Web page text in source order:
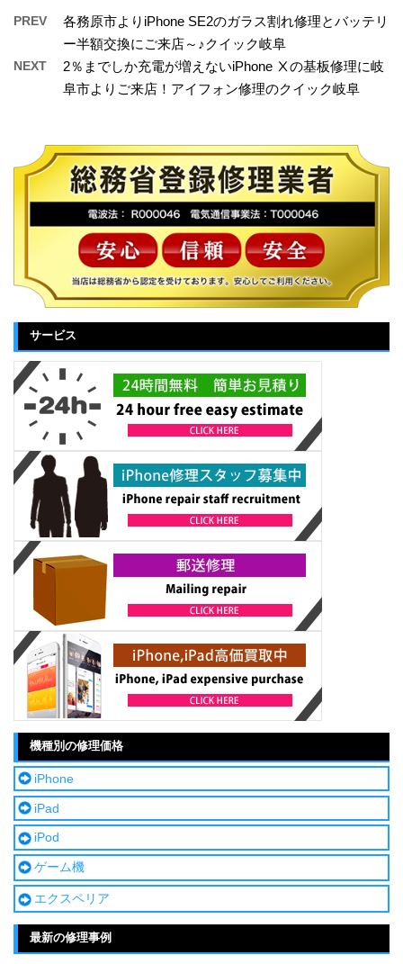
PREV
各務原市よりiPhone SE2のガラス割れ修理とバッテリ
ー半額交換にご来店～♪クイック岐阜
NEXT
2％までしか充電が増えないiPhone Ⅹの基板修理に岐
阜市よりご来店！アイフォン修理のクイック岐阜
サービス
機種別の修理価格
iPhone
iPad
iPod
ゲーム機
エクスペリア
最新の修理事例